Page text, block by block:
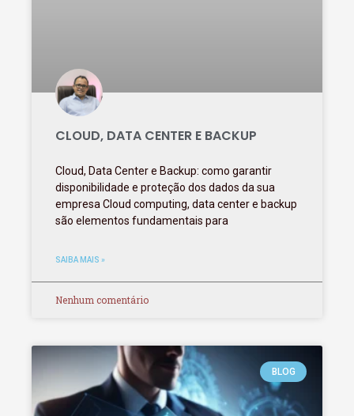
CLOUD, DATA CENTER E BACKUP
Cloud, Data Center e Backup: como garantir
disponibilidade e proteção dos dados da sua
empresa Cloud computing, data center e backup
são elementos fundamentais para
SAIBA MAIS »
Nenhum comentário
BLOG